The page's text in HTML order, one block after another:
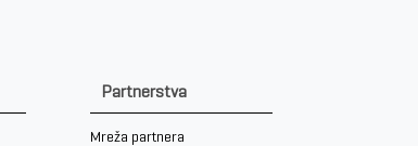
Partnerstva
Mreža partnera